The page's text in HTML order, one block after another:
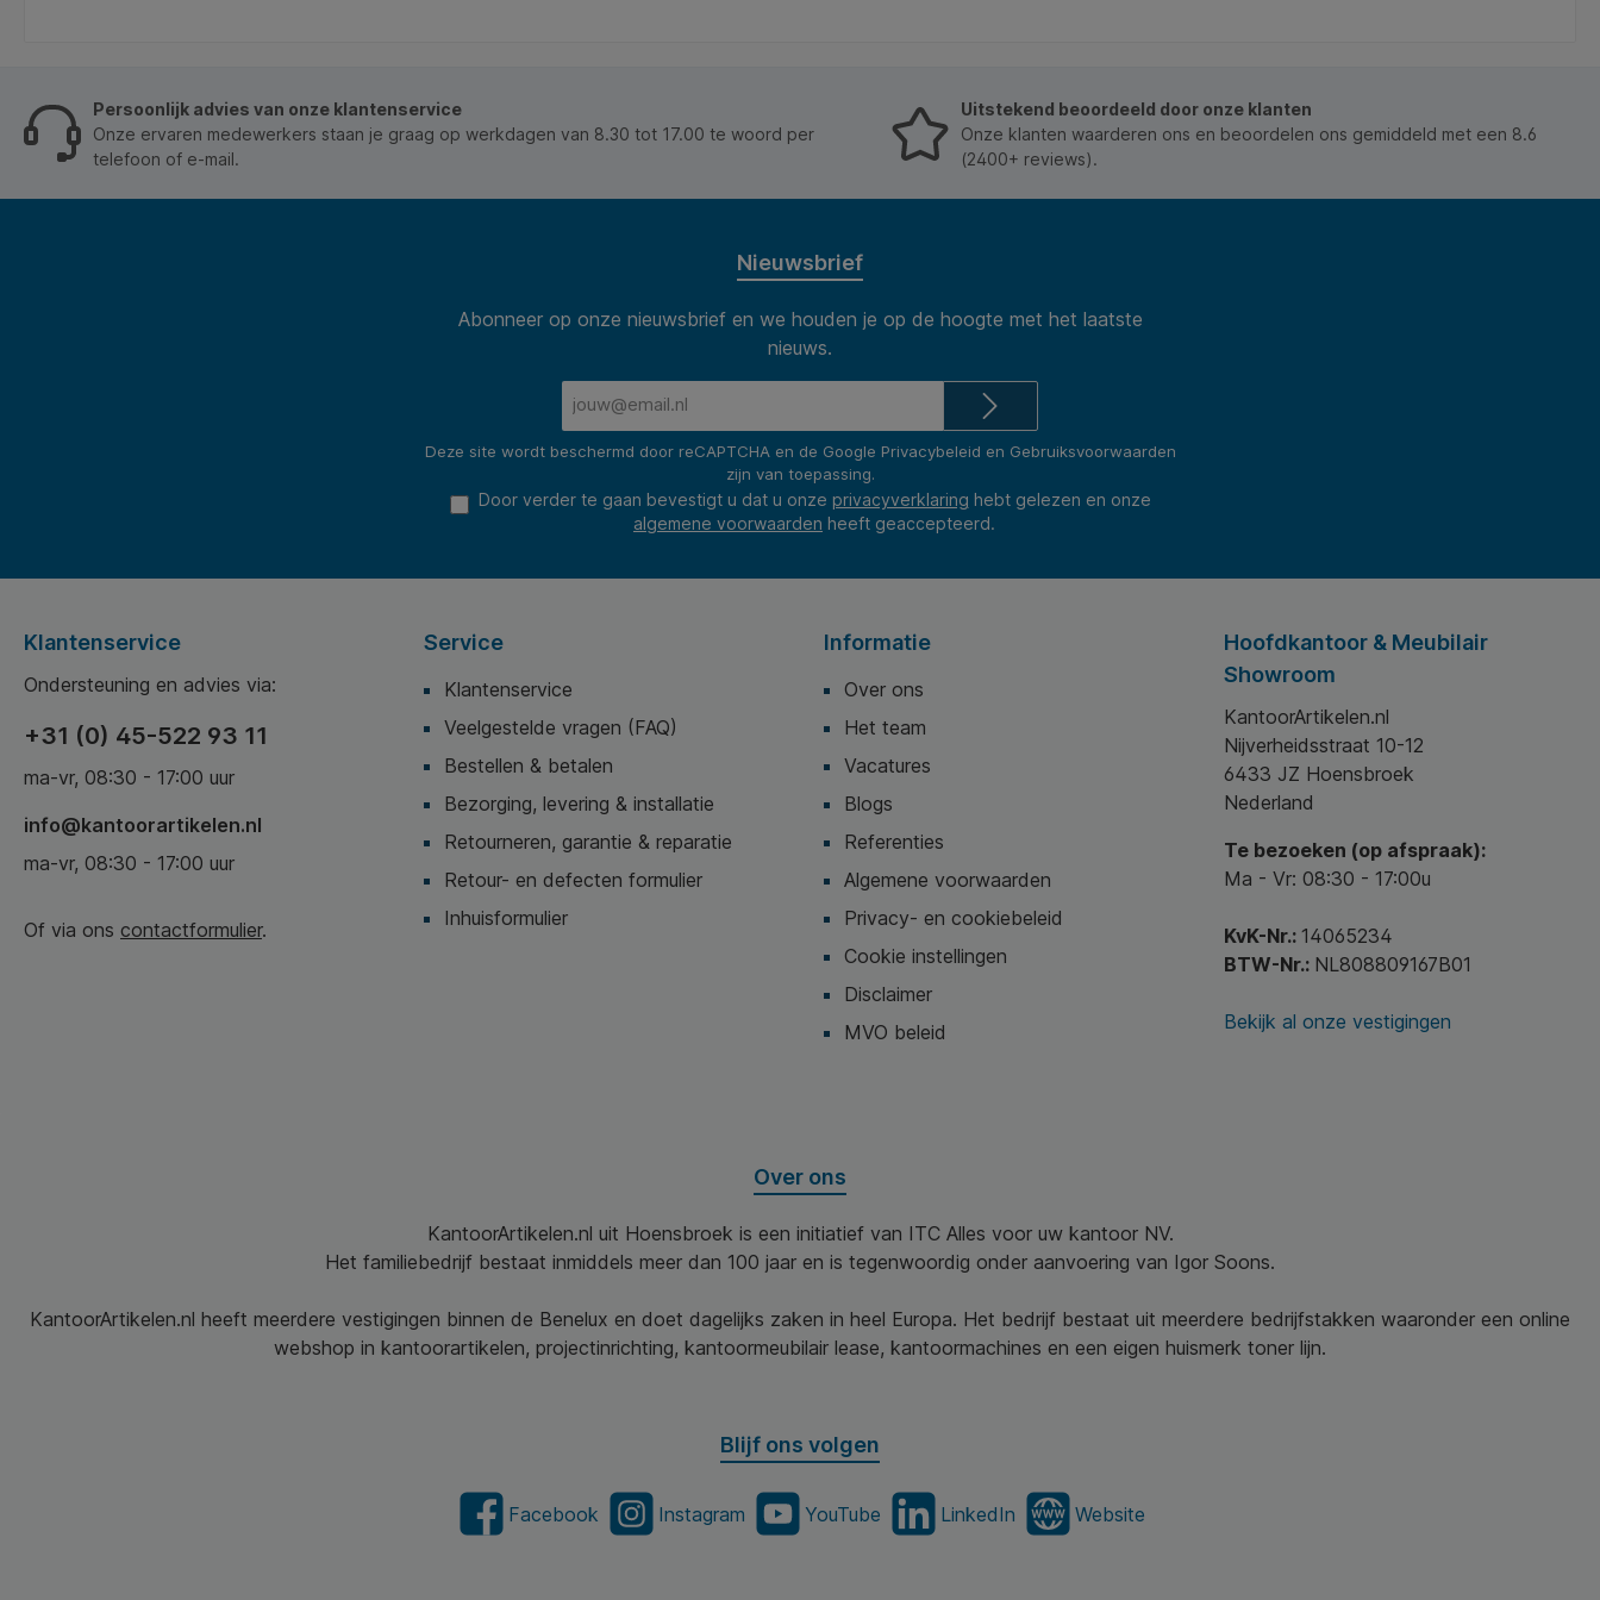
Persoonlijk advies van onze klantenservice
Onze ervaren medewerkers staan je graag op werkdagen van 8.30 tot 17.00 te woord per
telefoon of e-mail.
Uitstekend beoordeeld door onze klanten
Onze klanten waarderen ons en beoordelen ons gemiddeld met een 8.6
(2400+ reviews).
Nieuwsbrief
Abonneer op onze nieuwsbrief en we houden je op de hoogte met het laatste
nieuws.
Deze site wordt beschermd door reCAPTCHA en de Google Privacybeleid en Gebruiksvoorwaarden
zijn van toepassing.
Door verder te gaan bevestigt u dat u onze privacyverklaring hebt gelezen en onze
algemene voorwaarden heeft geaccepteerd.
Klantenservice
Ondersteuning en advies via:
+31 (0) 45-522 93 11
ma-vr, 08:30 - 17:00 uur
info@kantoorartikelen.nl
ma-vr, 08:30 - 17:00 uur
Of via ons contactformulier.
Service
Klantenservice
Veelgestelde vragen (FAQ)
Bestellen & betalen
Bezorging, levering & installatie
Retourneren, garantie & reparatie
Retour- en defecten formulier
Inhuisformulier
Informatie
Over ons
Het team
Vacatures
Blogs
Referenties
Algemene voorwaarden
Privacy- en cookiebeleid
Cookie instellingen
Disclaimer
MVO beleid
Hoofdkantoor & Meubilair
Showroom
KantoorArtikelen.nl
Nijverheidsstraat 10-12
6433 JZ Hoensbroek
Nederland
Te bezoeken (op afspraak):
Ma - Vr: 08:30 - 17:00u
KvK-Nr.: 14065234
BTW-Nr.: NL808809167B01
Bekijk al onze vestigingen
Over ons
KantoorArtikelen.nl uit Hoensbroek is een initiatief van ITC Alles voor uw kantoor NV.
Het familiebedrijf bestaat inmiddels meer dan 100 jaar en is tegenwoordig onder aanvoering van Igor Soons.
KantoorArtikelen.nl heeft meerdere vestigingen binnen de Benelux en doet dagelijks zaken in heel Europa. Het bedrijf bestaat uit meerdere bedrijfstakken waaronder een online
webshop in kantoorartikelen, projectinrichting, kantoormeubilair lease, kantoormachines en een eigen huismerk toner lijn.
Blijf ons volgen
Facebook Instagram YouTube LinkedIn Website